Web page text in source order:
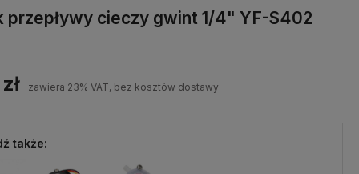
oferty lub zaloguj się, aby przywrócić dodane
produkty do listy z poprzedniej sesji.
przepływy cieczy gwint 1/4" YF-S402
zawiera 23% VAT, bez kosztów dostawy
także: